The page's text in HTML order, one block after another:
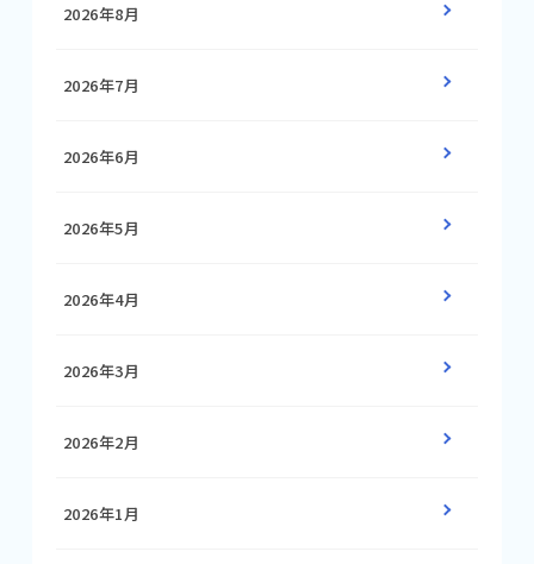
2026年8月
2026年7月
2026年6月
2026年5月
2026年4月
2026年3月
2026年2月
2026年1月